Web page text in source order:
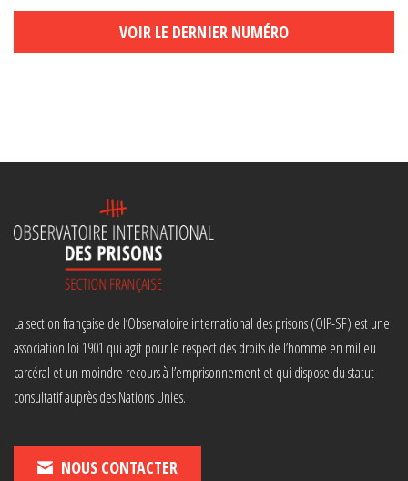
VOIR LE DERNIER NUMÉRO
La section française de l’Observatoire international des prisons (OIP-SF) est une
association loi 1901 qui agit pour le respect des droits de l’homme en milieu
carcéral et un moindre recours à l’emprisonnement et qui dispose du statut
consultatif auprès des Nations Unies.
NOUS CONTACTER